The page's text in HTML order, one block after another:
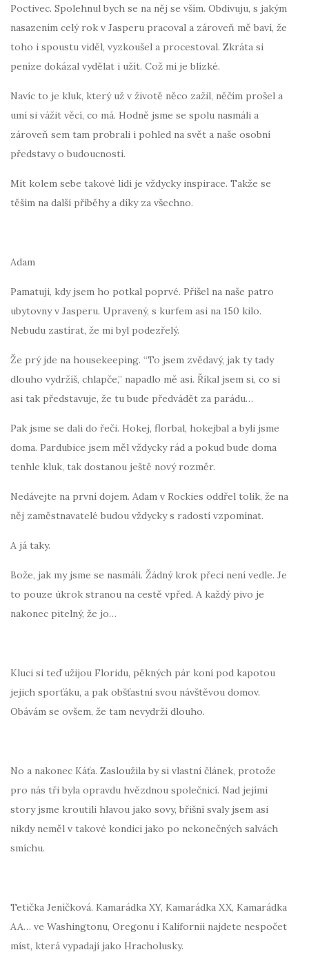
Poctivec. Spolehnul bych se na něj se vším. Obdivuju, s jakým
nasazením celý rok v Jasperu pracoval a zároveň mě baví, že
toho i spoustu viděl, vyzkoušel a procestoval. Zkráta si
peníze dokázal vydělat i užít. Což mi je blízké.
Navíc to je kluk, který už v životě něco zažil, něčím prošel a
umí si vážit věcí, co má. Hodně jsme se spolu nasmáli a
zároveň sem tam probrali i pohled na svět a naše osobní
představy o budoucnosti.
Mít kolem sebe takové lidi je vždycky inspirace. Takže se
těším na další příběhy a díky za všechno.
Adam
Pamatuji, kdy jsem ho potkal poprvé. Přišel na naše patro
ubytovny v Jasperu. Upravený, s kurfem asi na 150 kilo.
Nebudu zastírat, že mi byl podezřelý.
Že prý jde na housekeeping. “To jsem zvědavý, jak ty tady
dlouho vydržíš, chlapče,” napadlo mě asi. Říkal jsem si, co si
asi tak představuje, že tu bude předvádět za parádu…
Pak jsme se dali do řeči. Hokej, florbal, hokejbal a byli jsme
doma. Pardubice jsem měl vždycky rád a pokud bude doma
tenhle kluk, tak dostanou ještě nový rozměr.
Nedávejte na první dojem. Adam v Rockies oddřel tolik, že na
něj zaměstnavatelé budou vždycky s radostí vzpomínat.
A já taky.
Bože, jak my jsme se nasmáli. Žádný krok přeci není vedle. Je
to pouze úkrok stranou na cestě vpřed. A každý pivo je
nakonec pitelný, že jo…
Kluci si teď užijou Floridu, pěkných pár koní pod kapotou
jejich sporťáku, a pak obšťastní svou návštěvou domov.
Obávám se ovšem, že tam nevydrží dlouho.
No a nakonec Káťa. Zasloužila by si vlastní článek, protože
pro nás tři byla opravdu hvězdnou společnicí. Nad jejími
story jsme kroutili hlavou jako sovy, břišní svaly jsem asi
nikdy neměl v takové kondici jako po nekonečných salvách
smíchu.
Tetička Jeníčková. Kamarádka XY, Kamarádka XX, Kamarádka
AA… ve Washingtonu, Oregonu i Kalifornii najdete nespočet
míst, která vypadají jako Hracholusky.